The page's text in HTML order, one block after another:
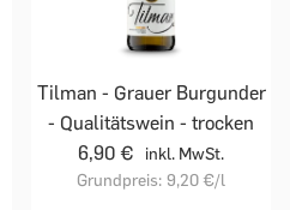
Tilman - Grauer Burgunder
- Qualitätswein - trocken
6,90 €
inkl. MwSt.
Grundpreis: 9,20 €/l